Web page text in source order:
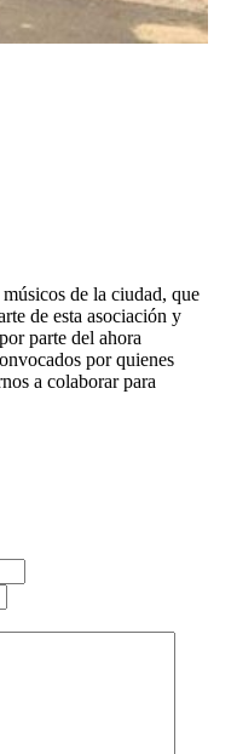
de la ciudad, que
de esta asociación y
parte del ahora
por quienes
a colaborar para